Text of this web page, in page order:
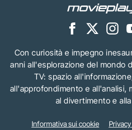
Con curiosità e impegno
anni all'esplorazione del mondo
TV: spazio
all'approfondimento e all'analisi,
al divertimento e
Informativa sui cookie